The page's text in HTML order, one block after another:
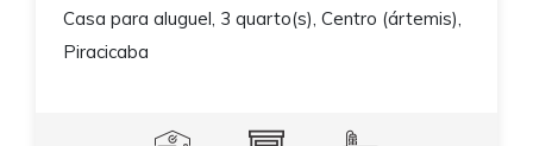
Casa para aluguel, 3 quarto(s), Centro (ártemis),
Piracicaba